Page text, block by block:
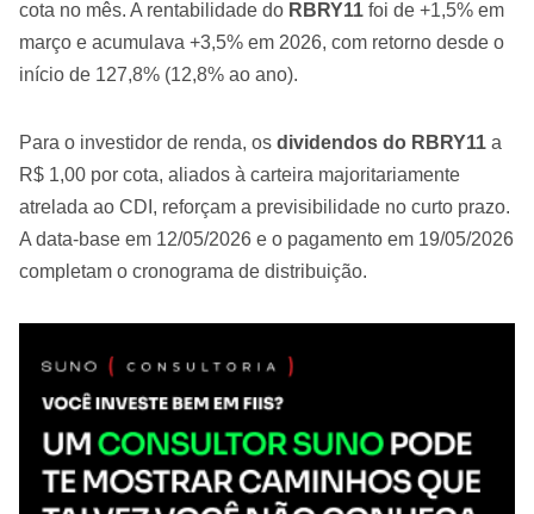
cota no mês. A rentabilidade do RBRY11 foi de +1,5% em
março e acumulava +3,5% em 2026, com retorno desde o
início de 127,8% (12,8% ao ano).
Para o investidor de renda, os dividendos do RBRY11 a
R$ 1,00 por cota, aliados à carteira majoritariamente
atrelada ao CDI, reforçam a previsibilidade no curto prazo.
A data-base em 12/05/2026 e o pagamento em 19/05/2026
completam o cronograma de distribuição.